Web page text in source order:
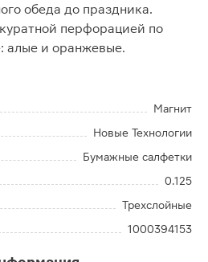
обеда до праздника.
перфорацией по
алые и оранжевые.
Магнит
Новые Технологии
Бумажные салфетки
0.125
Трехслойные
1000394153